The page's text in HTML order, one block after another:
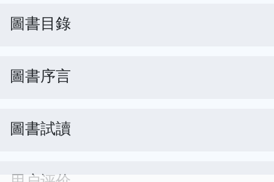
圖書目錄
圖書序言
圖書試讀